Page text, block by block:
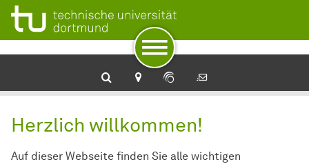
Zur Navigation
Zum Schnellzugriff
Zum Fuß der Seite mit weiteren Services
Zum Inhalt
Zur Startseite
Herzlich willkommen!
Auf dieser Webseite finden Sie alle wichtigen